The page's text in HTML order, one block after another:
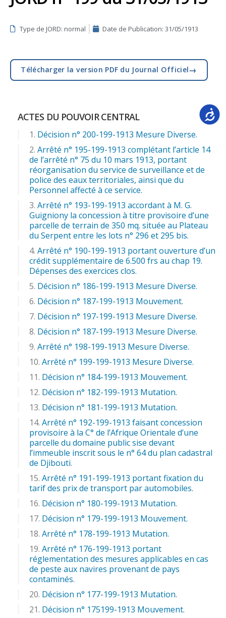
Type de JORD: normal Date de Publication: 31/05/1913
Télécharger la version PDF du Journal Officiel→
ACTES DU POUVOIR CENTRAL
Décision n° 200-199-1913 Mesure Diverse.
Arrêté n° 195-199-1913 complétant l’article 14
de l’arrêté n° 75 du 10 mars 1913, portant
réorganisation du service de surveillance et de
police des eaux territoriales, ainsi que du
Personnel affecté à ce service.
Arrêté n° 193-199-1913 accordant à M. G.
Guigniony la concession à titre provisoire d’une
parcelle de terrain de 350 mq. située au Plateau
du Serpent entre les lots n° 296 et 295 bis.
Arrêté n° 190-199-1913 portant ouverture d’un
crédit supplémentaire de 6.500 frs au chap 19.
Dépenses des exercices clos.
Décision n° 186-199-1913 Mesure Diverse.
Décision n° 187-199-1913 Mouvement.
Décision n° 197-199-1913 Mesure Diverse.
Décision n° 187-199-1913 Mesure Diverse.
Arrêté n° 198-199-1913 Mesure Diverse.
Arrêté n° 199-199-1913 Mesure Diverse.
Décision n° 184-199-1913 Mouvement.
Décision n° 182-199-1913 Mutation.
Décision n° 181-199-1913 Mutation.
Arrêté n° 192-199-1913 faisant concession
provisoire à la C° de l’Afrique Orientale d’une
parcelle du domaine public sise devant
l’immeuble inscrit sous le n° 64 du plan cadastral
de Djibouti.
Arrêté n° 191-199-1913 portant fixation du
tarif des prix de transport par automobiles.
Décision n° 180-199-1913 Mutation.
Décision n° 179-199-1913 Mouvement.
Arrêté n° 178-199-1913 Mutation.
Arrêté n° 176-199-1913 portant
réglementation des mesures applicables en cas
de peste aux navires provenant de pays
contaminés.
Décision n° 177-199-1913 Mutation.
Décision n° 175199-1913 Mouvement.